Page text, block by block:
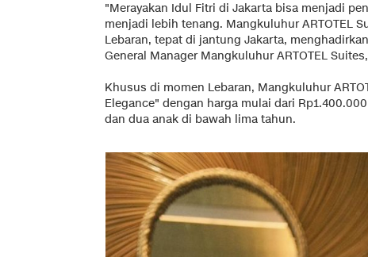
"Merayakan Idul Fitri di Jakarta bisa menjadi
menjadi lebih tenang. Mangkuluhur ARTOTEL
Lebaran, tepat di jantung Jakarta,
General Manager Mangkuluhur ARTOTEL
Khusus di momen Lebaran, Mangkuluhur
Elegance" dengan harga mulai dari
dan dua anak di bawah lima tahun.